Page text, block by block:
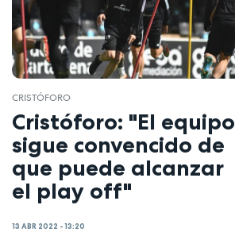
CRISTÓFORO
Cristóforo: "El equipo
sigue convencido de
que puede alcanzar
el play off"
13 ABR 2022 - 13:20